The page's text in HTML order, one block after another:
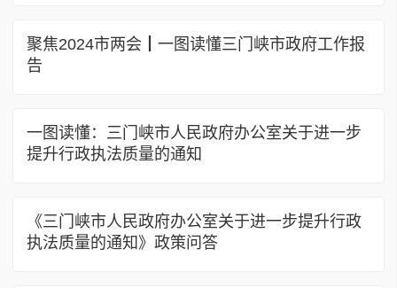
聚焦2024市两会┃一图读懂三门峡市政府工作报
告
一图读懂：三门峡市人民政府办公室关于进一步
提升行政执法质量的通知
《三门峡市人民政府办公室关于进一步提升行政
执法质量的通知》政策问答